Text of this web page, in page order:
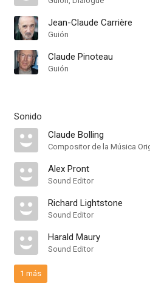
Jean-Claude Carrière
Guión
Claude Pinoteau
Guión
Sonido
Claude Bolling
Compositor de la Música
Alex Pront
Sound Editor
Richard Lightstone
Sound Editor
Harald Maury
Sound Editor
1 más